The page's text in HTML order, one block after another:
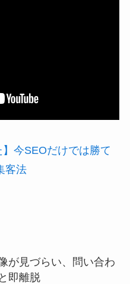
】今SEOだけでは勝て
客法
が見づらい、問い合わ
即離脱